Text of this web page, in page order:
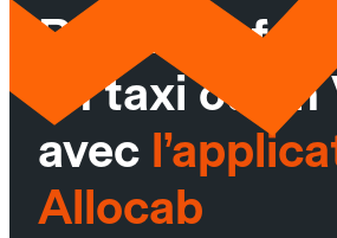
Réservez
un taxi ou
avec
Allocab